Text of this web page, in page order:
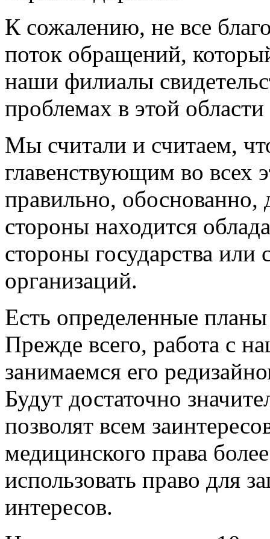
К сожалению, не все
поток обращений,
наши филиалы
проблемах в этой
Мы считали и считаем,
главенствующим во всех
правильно, обоснованно,
стороны находится
стороны государства
организаций.
Есть определенные
Прежде всего, работа с
занимаемся его
Будут достаточно
позволят всем
медицинского права
использовать право для
интересов.